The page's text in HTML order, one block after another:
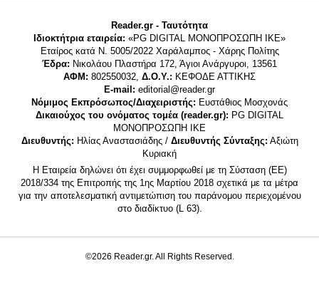
Reader.gr - Ταυτότητα
Ιδιοκτήτρια εταιρεία: «PG DIGITAL MONΟΠΡΟΣΩΠΗ ΙΚΕ»
Εταίρος κατά Ν. 5005/2022 Χαράλαμπος - Χάρης Πολίτης
Έδρα: Νικολάου Πλαστήρα 172, Άγιοι Ανάργυροι, 13561
ΑΦΜ: 802550032, Δ.Ο.Υ.: ΚΕΦΟΔΕ ΑΤΤΙΚΗΣ
E-mail: editorial@reader.gr
Νόμιμος Εκπρόσωπος/Διαχειριστής: Ευστάθιος Μοσχονάς
Δικαιούχος του ονόματος τομέα (reader.gr): PG DIGITAL
MONΟΠΡΟΣΩΠΗ ΙΚΕ
Διευθυντής: Ηλίας Αναστασιάδης / Διευθυντής Σύνταξης: Αξιώτη
Κυριακή
Η Εταιρεία δηλώνει ότι έχει συμμορφωθεί με τη Σύσταση (ΕΕ)
2018/334 της Επιτροπής της 1ης Μαρτίου 2018 σχετικά με τα μέτρα
για την αποτελεσματική αντιμετώπιση του παράνομου περιεχομένου
στο διαδίκτυο (L 63).
©2026 Reader.gr. All Rights Reserved.